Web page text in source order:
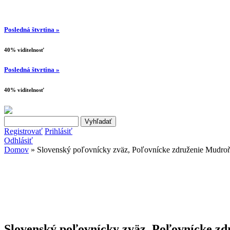
Posledná štvrtina »
40% viditelnosť
Posledná štvrtina »
40% viditelnosť
Vyhľadávanie
Registrovať Prihlásiť
Odhlásiť
Domov » Slovenský poľovnícky zväz, Poľovnícke združenie